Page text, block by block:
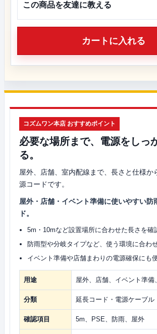
この商品を友達に教える
カートに入れる
コズムワン本店 おすすめポイント
必要な場所まで、電源をしっ
る。
屋外、店舗、室内配線まで、長さと仕様か
源コードです。
屋外・店舗・イベント準備に使いやすい防
ド。
5m・10mなど設置場所に合わせた長さを確
防雨型や分岐タイプなど、使う環境に合わ
イベント準備や店舗まわりの電源確保にも便
用途 屋外、店舗、イベント準備
分類 延長コード・電源ケーブル
確認項目 5m、PSE、防雨、屋外